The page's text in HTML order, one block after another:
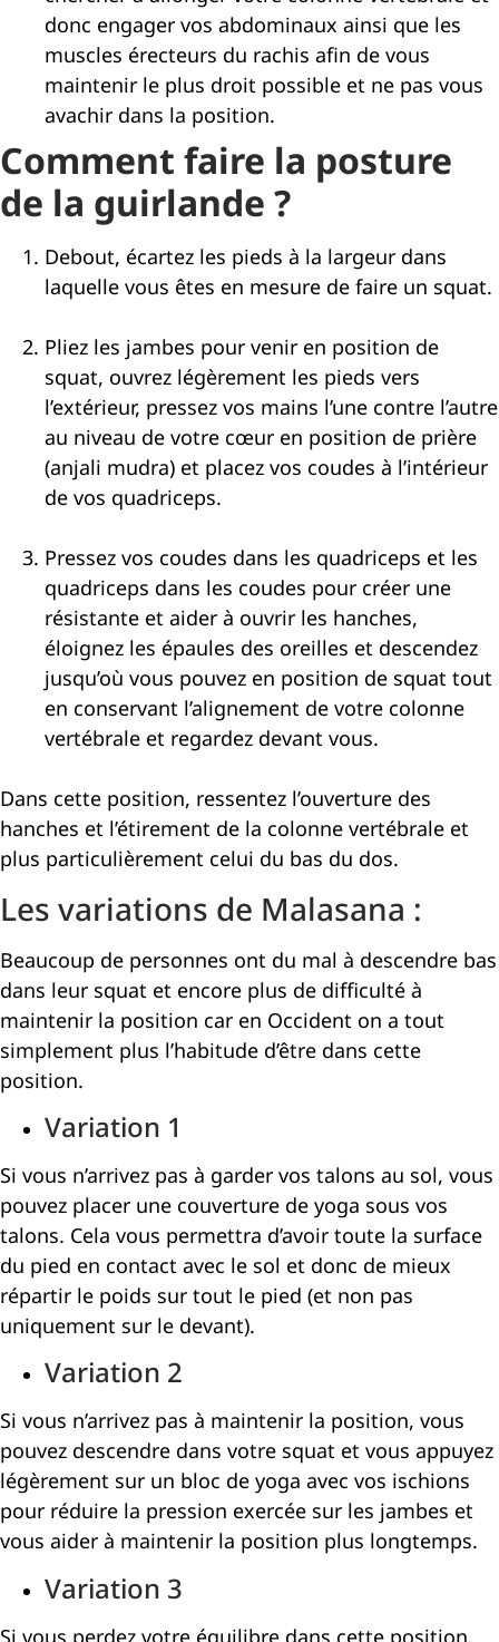
donc engager vos abdominaux ainsi que les
muscles érecteurs du rachis afin de vous
maintenir le plus droit possible et ne pas vous
avachir dans la position.
Comment faire la posture
de la guirlande ?
Debout, écartez les pieds à la largeur dans
laquelle vous êtes en mesure de faire un squat.
Pliez les jambes pour venir en position de
squat, ouvrez légèrement les pieds vers
l’extérieur, pressez vos mains l’une contre l’autre
au niveau de votre cœur en position de prière
(anjali mudra) et placez vos coudes à l’intérieur
de vos quadriceps.
Pressez vos coudes dans les quadriceps et les
quadriceps dans les coudes pour créer une
résistante et aider à ouvrir les hanches,
éloignez les épaules des oreilles et descendez
jusqu’où vous pouvez en position de squat tout
en conservant l’alignement de votre colonne
vertébrale et regardez devant vous.
Dans cette position, ressentez l’ouverture des
hanches et l’étirement de la colonne vertébrale et
plus particulièrement celui du bas du dos.
Les variations de Malasana :
Beaucoup de personnes ont du mal à descendre bas
dans leur squat et encore plus de difficulté à
maintenir la position car en Occident on a tout
simplement plus l’habitude d’être dans cette
position.
Variation 1
Si vous n’arrivez pas à garder vos talons au sol, vous
pouvez placer une couverture de yoga sous vos
talons. Cela vous permettra d’avoir toute la surface
du pied en contact avec le sol et donc de mieux
répartir le poids sur tout le pied (et non pas
uniquement sur le devant).
Variation 2
Si vous n’arrivez pas à maintenir la position, vous
pouvez descendre dans votre squat et vous appuyez
légèrement sur un bloc de yoga avec vos ischions
pour réduire la pression exercée sur les jambes et
vous aider à maintenir la position plus longtemps.
Variation 3
Si vous perdez votre équilibre dans cette position,